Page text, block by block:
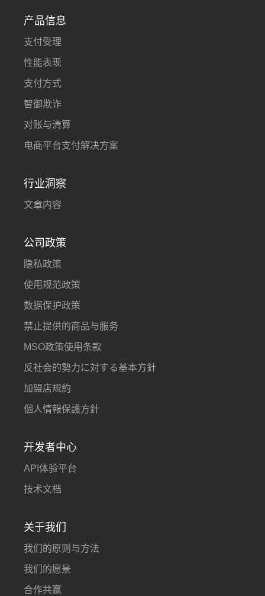
产品信息
支付受理
性能表现
支付方式
智御欺诈
对账与清算
电商平台支付解决方案
行业洞察
文章内容
公司政策
隐私政策
使用规范政策
数据保护政策
禁止提供的商品与服务
MSO政策使用条款
反社会的勢力に対する基本方針
加盟店規約
個人情報保護方針
开发者中心
API体验平台
技术文档
关于我们
我们的原则与方法
我们的愿景
合作共赢